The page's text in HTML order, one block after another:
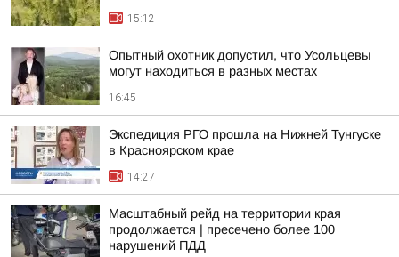
15:12
Опытный охотник допустил, что Усольцевы
могут находиться в разных местах
16:45
Экспедиция РГО прошла на Нижней Тунгуске
в Красноярском крае
14:27
Масштабный рейд на территории края
продолжается | пресечено более 100
нарушений ПДД